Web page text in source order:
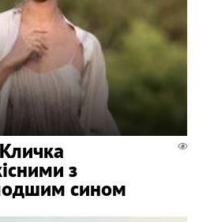
з
сином